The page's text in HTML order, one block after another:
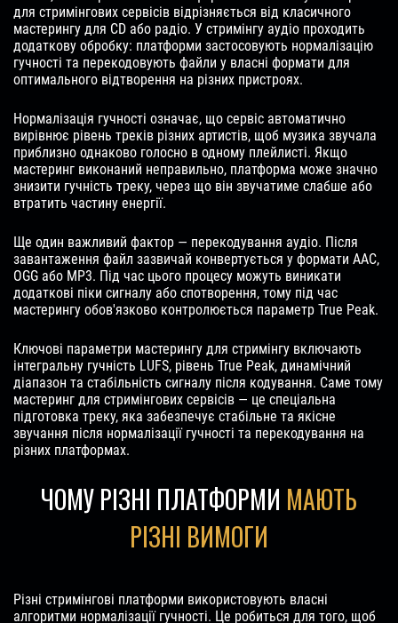
для стримінгових сервісів відрізняється від класичного
мастерингу для CD або радіо. У стримінгу аудіо проходить
додаткову обробку: платформи застосовують нормалізацію
гучності та перекодовують файли у власні формати для
оптимального відтворення на різних пристроях.
Нормалізація гучності означає, що сервіс автоматично
вирівнює рівень треків різних артистів, щоб музика звучала
приблизно однаково голосно в одному плейлисті. Якщо
мастеринг виконаний неправильно, платформа може значно
знизити гучність треку, через що він звучатиме слабше або
втратить частину енергії.
Ще один важливий фактор — перекодування аудіо. Після
завантаження файл зазвичай конвертується у формати AAC,
OGG або MP3. Під час цього процесу можуть виникати
додаткові піки сигналу або спотворення, тому під час
мастерингу обов'язково контролюється параметр True Peak.
Ключові параметри мастерингу для стримінгу включають
інтегральну гучність LUFS, рівень True Peak, динамічний
діапазон та стабільність сигналу після кодування. Саме тому
мастеринг для стримінгових сервісів — це спеціальна
підготовка треку, яка забезпечує стабільне та якісне
звучання після нормалізації гучності та перекодування на
різних платформах.
ЧОМУ РІЗНІ ПЛАТФОРМИ МАЮТЬ
РІЗНІ ВИМОГИ
Різні стримінгові платформи використовують власні
алгоритми нормалізації гучності. Це робиться для того, щоб